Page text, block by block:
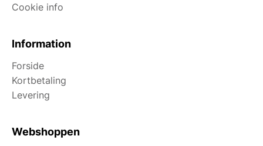
Cookie info
Information
Forside
Kortbetaling
Levering
Webshoppen